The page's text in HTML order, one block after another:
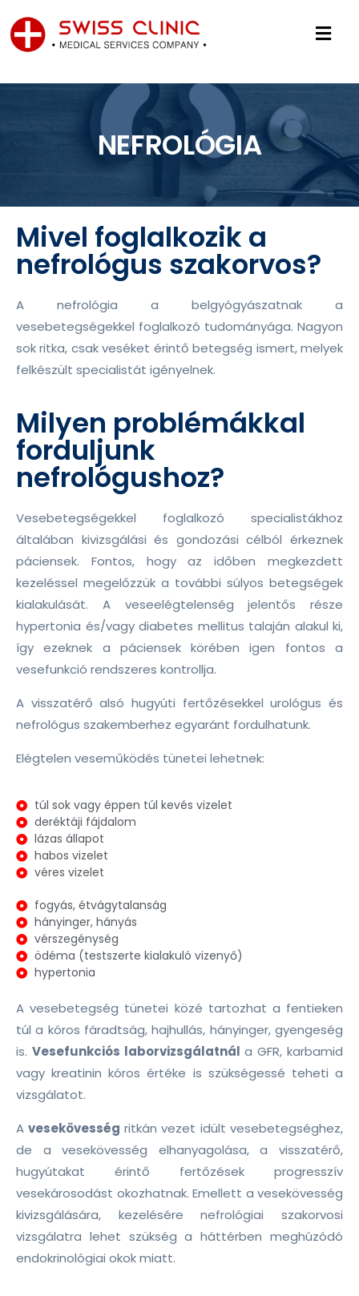
NEFROLÓGIA
Mivel foglalkozik a
nefrológus szakorvos?
A nefrológia a belgyógyászatnak a
vesebetegségekkel foglalkozó tudományága. Nagyon
sok ritka, csak veséket érintő betegség ismert, melyek
felkészült specialistát igényelnek.
Milyen problémákkal
forduljunk
nefrológushoz?
Vesebetegségekkel foglalkozó specialistákhoz
általában kivizsgálási és gondozási célból érkeznek
páciensek. Fontos, hogy az időben megkezdett
kezeléssel megelőzzük a további súlyos betegségek
kialakulását. A veseelégtelenség jelentős része
hypertonia és/vagy diabetes mellitus talaján alakul ki,
így ezeknek a páciensek körében igen fontos a
vesefunkció rendszeres kontrollja.
A visszatérő alsó hugyúti fertőzésekkel urológus és
nefrológus szakemberhez egyaránt fordulhatunk.
Elégtelen veseműködés tünetei lehetnek:
túl sok vagy éppen túl kevés vizelet
deréktáji fájdalom
lázas állapot
habos vizelet
véres vizelet
fogyás, étvágytalanság
hányinger, hányás
vérszegénység
ödéma (testszerte kialakuló vizenyő)
hypertonia
A vesebetegség tünetei közé tartozhat a fentieken
túl a kóros fáradtság, hajhullás, hányinger, gyengeség
is. Vesefunkciós laborvizsgálatnál a GFR, karbamid
vagy kreatinin kóros értéke is szükségessé teheti a
vizsgálatot.
Avesekövesség ritkán vezet idült vesebetegséghez,
de a vesekövesség elhanyagolása, a visszatérő,
hugyútakat érintő fertőzések progresszív
vesekárosodást okozhatnak. Emellett a vesekövesség
kivizsgálására, kezelésére nefrológiai szakorvosi
vizsgálatra lehet szükség a háttérben meghúzódó
endokrinológiai okok miatt.